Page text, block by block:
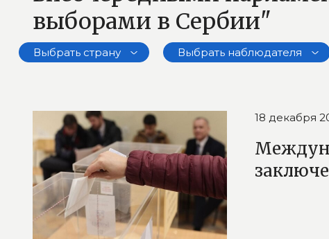
выборами в Сербии"
Выбрать страну Выбрать наблюдателя
18 декабря